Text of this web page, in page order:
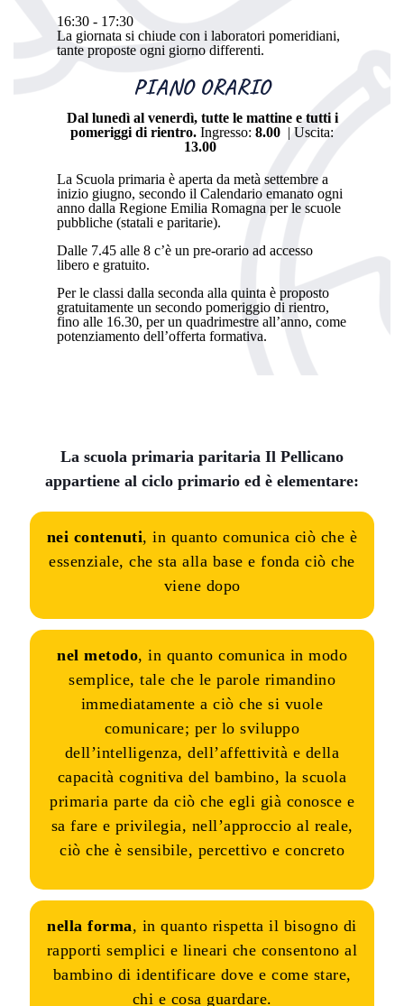
16:30 - 17:30
La giornata si chiude con i laboratori pomeridiani,
tante proposte ogni giorno differenti.
PIANO ORARIO
Dal lunedì al venerdì, tutte le mattine e tutti i
pomeriggi di rientro. Ingresso: 8.00 | Uscita:
13.00
La Scuola primaria è aperta da metà settembre a
inizio giugno, secondo il Calendario emanato ogni
anno dalla Regione Emilia Romagna per le scuole
pubbliche (statali e paritarie).
Dalle 7.45 alle 8 c’è un pre-orario ad accesso
libero e gratuito.
Per le classi dalla seconda alla quinta è proposto
gratuitamente un secondo pomeriggio di rientro,
fino alle 16.30, per un quadrimestre all’anno, come
potenziamento dell’offerta formativa.
La scuola primaria paritaria Il Pellicano
appartiene al ciclo primario ed è elementare:
nei contenuti, in quanto comunica ciò che è
essenziale, che sta alla base e fonda ciò che
viene dopo
nel metodo, in quanto comunica in modo
semplice, tale che le parole rimandino
immediatamente a ciò che si vuole
comunicare; per lo sviluppo
dell’intelligenza, dell’affettività e della
capacità cognitiva del bambino, la scuola
primaria parte da ciò che egli già conosce e
sa fare e privilegia, nell’approccio al reale,
ciò che è sensibile, percettivo e concreto
nella forma, in quanto rispetta il bisogno di
rapporti semplici e lineari che consentono al
bambino di identificare dove e come stare,
chi e cosa guardare.